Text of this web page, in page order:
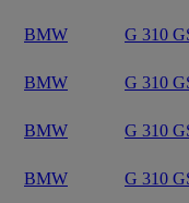
BMW G 310
BMW G 310
BMW G 310
BMW G 310